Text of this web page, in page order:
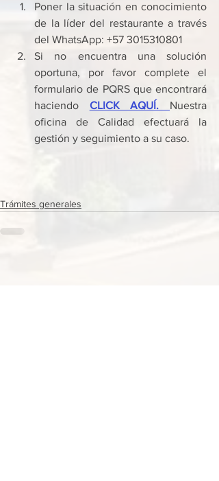
Poner la situación en conocimiento
de la líder del restaurante a través
del WhatsApp: +57 3015310801
Si no encuentra una solución
oportuna, por favor complete el
formulario de PQRS que encontrará
haciendo CLICK AQUÍ. Nuestra
oficina de Calidad efectuará la
gestión y seguimiento a su caso.
Trámites generales